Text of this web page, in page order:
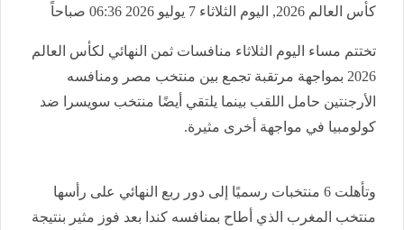
كأس العالم 2026, اليوم الثلاثاء 7 يوليو 2026 06:36 صباحاً
تختتم مساء اليوم الثلاثاء منافسات ثمن النهائي لكأس العالم
2026 بمواجهة مرتقبة تجمع بين منتخب مصر ومنافسه
الأرجنتين حامل اللقب بينما يلتقي أيضًا منتخب سويسرا ضد
كولومبيا في مواجهة أخرى مثيرة.
وتأهلت 6 منتخبات رسميًا إلى دور ربع النهائي على رأسها
منتخب المغرب الذي أطاح بمنافسه كندا بعد فوز مثير بنتيجة